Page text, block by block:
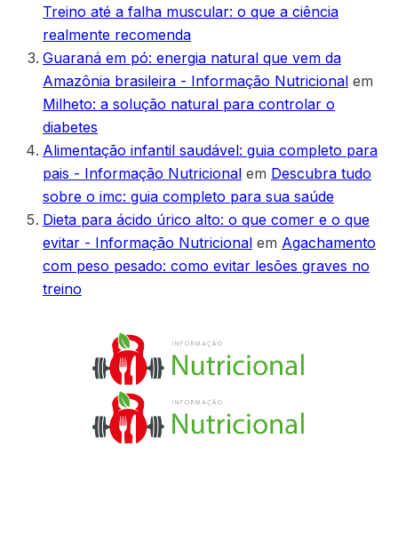
Treino até a falha muscular: o que a ciência
realmente recomenda
Guaraná em pó: energia natural que vem da
Amazônia brasileira - Informação Nutricional em
Milheto: a solução natural para controlar o
diabetes
Alimentação infantil saudável: guia completo para
pais - Informação Nutricional em Descubra tudo
sobre o imc: guia completo para sua saúde
Dieta para ácido úrico alto: o que comer e o que
evitar - Informação Nutricional em Agachamento
com peso pesado: como evitar lesões graves no
treino